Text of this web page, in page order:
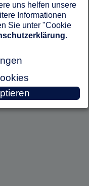
uns helfen unsere
Informationen
Sie unter "Cookie
.